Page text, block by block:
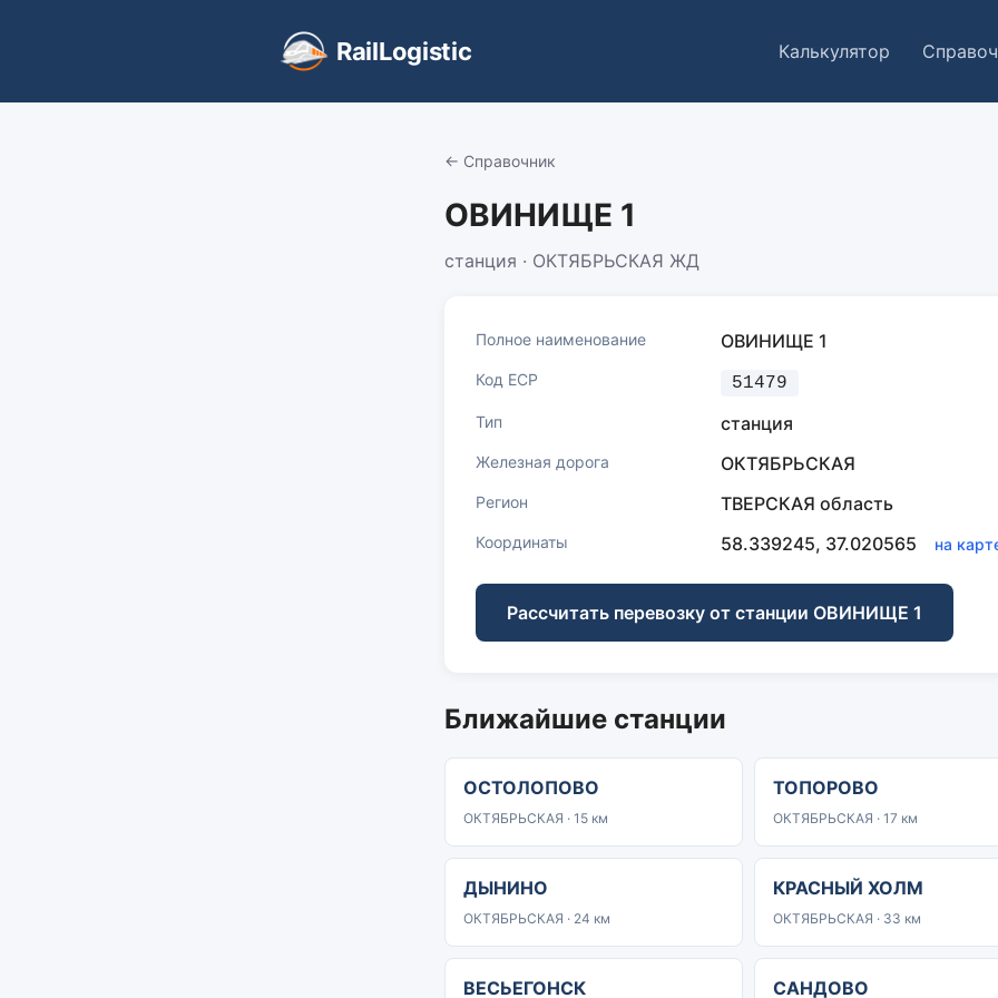
RailLogistic Калькулятор
← Справочник
ОВИНИЩЕ 1
станция · ОКТЯБРЬСКАЯ ЖД
Полное наименование ОВИНИЩЕ 1
Код ЕСР 51479
Тип станция
Железная дорога ОКТЯБРЬСКАЯ
Регион ТВЕРСКАЯ область
Координаты 58.339245, 37.020565 на
Рассчитать перевозку от станции ОВИНИЩЕ 1
Ближайшие станции
ОСТОЛОПОВО
ОКТЯБРЬСКАЯ · 15 км
ТОПОРОВО
ОКТЯБРЬСКАЯ · 17 км
ДЫНИНО
ОКТЯБРЬСКАЯ · 24 км
КРАСНЫЙ ХОЛМ
ОКТЯБРЬСКАЯ · 33 км
ВЕСЬЕГОНСК САНДОВО